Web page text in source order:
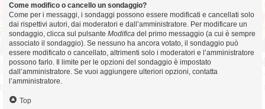
Come modifico o cancello un sondaggio?
Come per i messaggi, i sondaggi possono essere modificati e cancellati solo
dai rispettivi autori, dai moderatori e dall’amministratore. Per modificare un
sondaggio, clicca sul pulsante Modifica del primo messaggio (a cui è sempre
associato il sondaggio). Se nessuno ha ancora votato, il sondaggio può
essere modificato o cancellato, altrimenti solo i moderatori e l’amministratore
possono farlo. Il limite per le opzioni del sondaggio è impostato
dall’amministratore. Se vuoi aggiungere ulteriori opzioni, contatta
l’amministratore.
Top